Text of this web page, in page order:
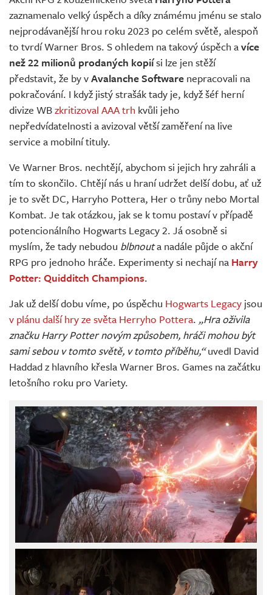
Živě
zaznamenalo velký úspěch a díky známému jménu se stalo
nejprodávanější hrou roku 2023 po celém světě, alespoň
to tvrdí Warner Bros. S ohledem na takový úspěch avíce
než 22 milionů prodaných kopiísi lze jen stěží
představit, že by vAvalanche Software nepracovali na
pokračování. I když jistý strašák tady je, když šéf herní
divize WBzkritizoval AAA trh kvůli jeho
nepředvídatelnosti a avizoval větší zaměření na live
service a mobilní tituly.
Ve Warner Bros. nechtějí, abychom si jejich hry zahráli a
tím to skončilo. Chtějí nás u hraní udržet delší dobu, ať už
je to svět DC, Harryho Pottera, Her o trůny nebo Mortal
Kombat. Je tak otázkou, jak se k tomu postaví v případě
potencionálního Hogwarts Legacy 2. Já osobně si
myslím, že tady nebudou blbnouta nadále půjde o akční
RPG pro jednoho hráče. Experimenty si nechají na Harry
Potter: Quidditch Champions.
Jak už delší dobu víme, po úspěchu Hogwarts Legacy jsou
v plánu další hry ze světa Herryho Pottera. „Hra oživila
značku Harry Potter novým způsobem, hráči mohou být
sami sebou v tomto světě, v tomto příběhu,“uvedl David
Haddad z hlavního křesla Warner Bros. Games na začátku
letošního roku pro Variety.